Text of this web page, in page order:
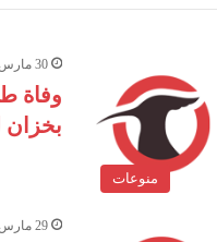
منوعات
30 مارس، 2015
وفاة
29 مارس، 2015